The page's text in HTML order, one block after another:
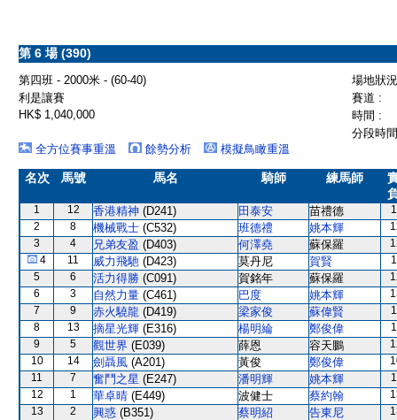
第 6 場 (390)
第四班 - 2000米 - (60-40)
場地狀
利是讓賽
賽道 :
HK$ 1,040,000
時間 :
分段時
全方位賽事重溫
餘勢分析 模擬鳥瞰重溫
名次 馬號 馬名 騎師 練馬師
1 12 香港精神 (D241) 田泰安 苗禮德
2
8 機械戰士 (C532) 班德禮 姚本輝
3
4 兄弟友盈 (D403) 何澤堯 蘇保羅
4
11 威力飛馳 (D423) 莫丹尼 賀賢
5
6 活力得勝 (C091) 賀銘年 蘇保羅
6
3 自然力量 (C461) 巴度 姚本輝
7
9 赤火驍龍 (D419) 梁家俊 蘇偉賢
8
13 摘星光輝 (E316) 楊明綸 鄭俊偉
9
5 觀世界 (E039) 薛恩 容天鵬
10
14 劍聶風 (A201) 黃俊 鄭俊偉
11
7 奮鬥之星 (E247) 潘明輝 姚本輝
12
1 華卓晴 (E449) 波健士 蔡約翰
13
2 興惑 (B351) 蔡明紹 告東尼